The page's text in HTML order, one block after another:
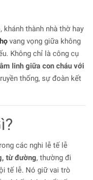
thành nhà thờ hay
vang vọng giữa không
Không chỉ là công cụ
linh giữa con cháu với
thống, sự đoàn kết
các nghi lễ tế lễ
từ đường, thường đi
tế lễ. Nó giữ vai trò